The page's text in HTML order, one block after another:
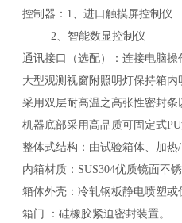
控制器：1、进口触摸屏控制仪
2、智能数显控制仪
通讯接口（选配）：连接电脑操
大型观测视窗附照明灯保持箱
采用双层耐高温之高张性密封条
机器底部采用高品质可固定式
整体式结构：由试验箱体、加热
内箱材质：SUS304优质镜面不
箱体外壳：冷轧钢板静电喷塑或
箱门 ：硅橡胶紧迫密封装置。